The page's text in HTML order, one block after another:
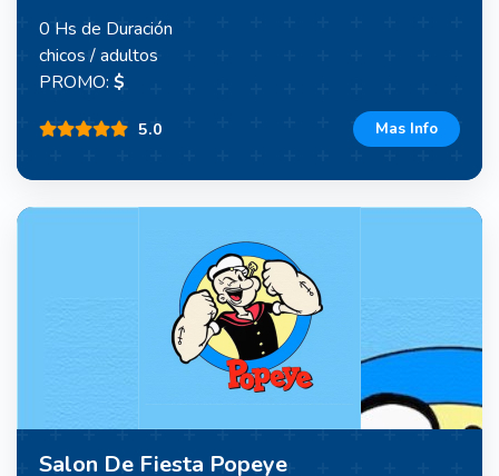
0 Hs de Duración
chicos / adultos
PROMO: $
5.0 Mas Info
Salon De Fiesta Popeye